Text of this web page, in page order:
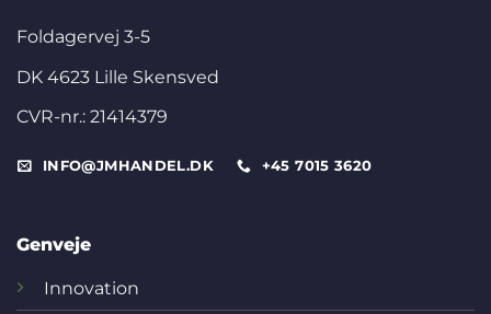
Foldagervej 3-5
DK 4623 Lille Skensved
CVR-nr.: 21414379
INFO@JMHANDEL.DK +45 7015 3620
Genveje
Innovation